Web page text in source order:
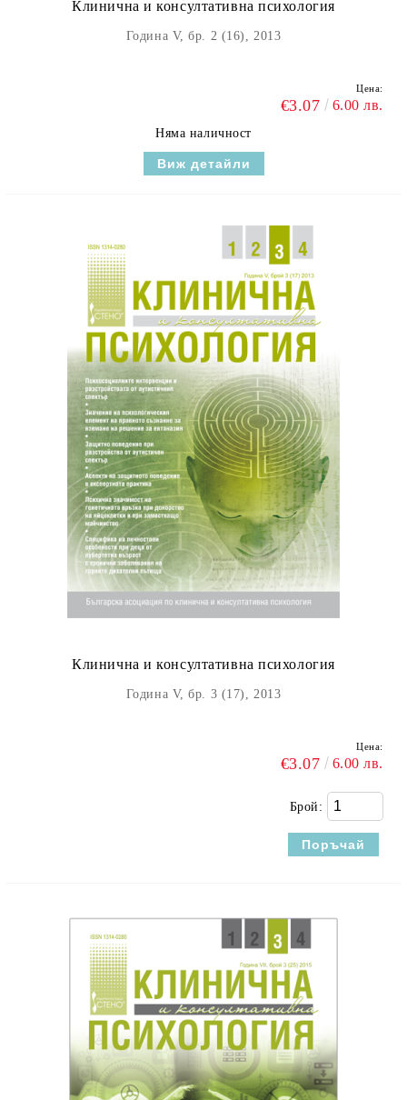
Клинична и консултативна психология
Година V, бр. 2 (16), 2013
Цена:
€3.07 6.00 лв.
Няма наличност
Виж детайли
Клинична и консултативна психология
Година V, бр. 3 (17), 2013
Цена:
€3.07 6.00 лв.
Брой: